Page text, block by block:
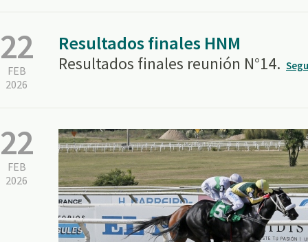
22
FEB
2026
Resultados finales HNM
Resultados finales reunión N°14.
22
FEB
2026